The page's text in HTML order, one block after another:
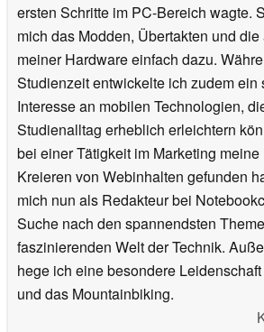
ersten Schritte im PC-Bereich wagte.
mich das Modden, Übertakten und
meiner Hardware einfach dazu.
Studienzeit entwickelte ich zudem ein
Interesse an mobilen Technologien,
Studienalltag erheblich erleichtern
bei einer Tätigkeit im Marketing
Kreieren von Webinhalten gefunden
mich nun als Redakteur bei
Suche nach den spannendsten
faszinierenden Welt der Technik.
hege ich eine besondere
und das Mountainbiking.